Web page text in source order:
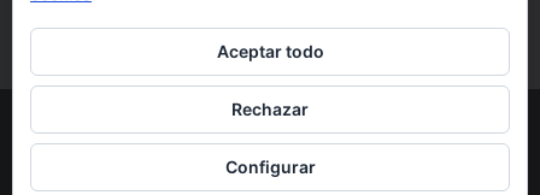
Diseño Web & SEO Legal
Reseñas Google
Contacto
© TimisDesign | Sitio Construido por
TimisDesign.com
Aceptar todo
Rechazar
Configurar